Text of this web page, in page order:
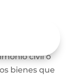
personas
civil o
bienes que